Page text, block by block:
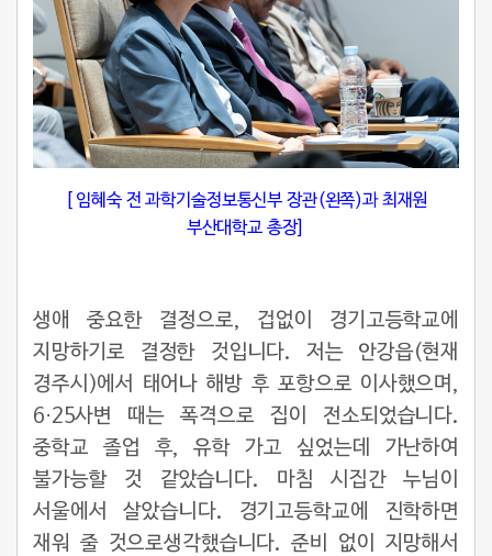
[ 임혜숙 전 과학기술정보통신부 장관(왼쪽)과 최재원
부산대학교 총장]
생애 중요한 결정으로, 겁없이 경기고등학교에
지망하기로 결정한 것입니다. 저는 안강읍(현재
경주시)에서 태어나 해방 후 포항으로 이사했으며,
6·25사변 때는 폭격으로 집이 전소되었습니다.
중학교 졸업 후, 유학 가고 싶었는데 가난하여
불가능할 것 같았습니다. 마침 시집간 누님이
서울에서 살았습니다. 경기고등학교에 진학하면
재워 줄 것으로생각했습니다. 준비 없이 지망해서